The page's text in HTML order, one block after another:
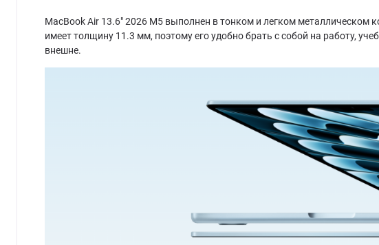
MacBook Air 13.6" 2026 M5 выполнен в тонком и легком металлическом
имеет толщину 11.3 мм, поэтому его удобно брать с собой на работу,
внешне.